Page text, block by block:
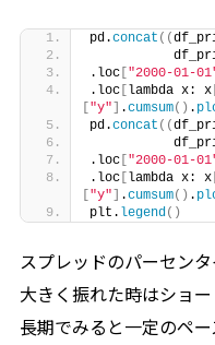
pd.concat ((
.loc "2000-01-
.loc
lambda x: x
"y" .cumsum() .
pd.concat ((
.loc "2000-01-
.loc
lambda x: x
"y" .cumsum() .
plt. legend()
スプレッドのパーセン
大きく振れた時はショ
長期でみると一定のペ